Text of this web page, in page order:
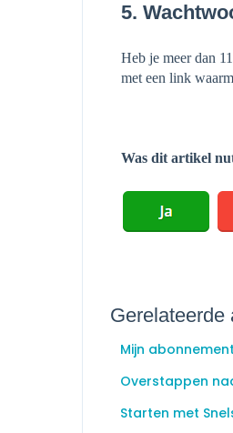
5.
Heb je meer dan
met een link
Was dit artikel
Gerelateerde
Mijn
Overstappen
Starten met